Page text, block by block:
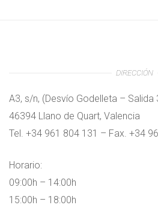
DIRECCIÓN
A3, s/n, (Desvío Godelleta – Salida
46394 Llano de Quart, Valencia
Tel. +34 961 804 131 – Fax. +34
Horario:
09:00h – 14:00h
15:00h – 18:00h